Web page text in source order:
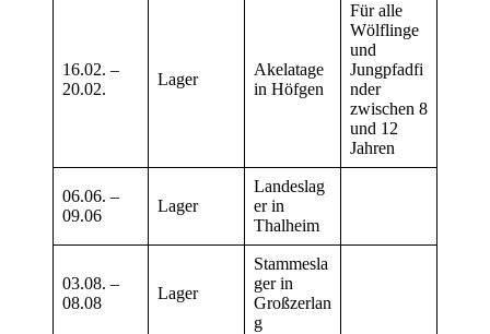
16.02. –
20.02.
Lager
Akelatage
in Höfgen
Für alle
Wölflinge
und
Jungpfadfi
nder
zwischen 8
und 12
Jahren
06.06. –
09.06
Lager
Landeslag
er in
Thalheim
03.08. –
08.08
Lager
Stammesla
ger in
Großzerlan
g